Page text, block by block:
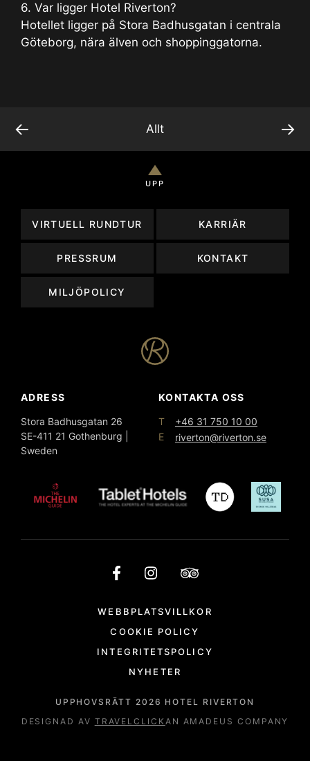
6. Var ligger Hotel Riverton?
Hotellet ligger på Stora Badhusgatan i centrala
Göteborg, nära älven och shoppinggatorna.
← →
Allt
UPP
VIRTUELL RUNDTUR KARRIÄR
PRESSRUM KONTAKT
MILJÖPOLICY
ADRESS
Stora Badhusgatan 26
SE-411 21 Gothenburg |
Sweden
KONTAKTA OSS
T
+46 31 750 10 00
E
riverton@riverton.se
WEBBPLATSVILLKOR
COOKIE POLICY
INTEGRITETSPOLICY
NYHETER
UPPHOVSRÄTT 2026 HOTEL RIVERTON
DESIGNAD AV TRAVELCLICK AN AMADEUS COMPANY